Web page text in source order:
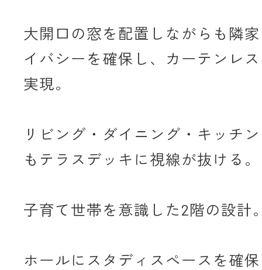
大開口の窓を配置しながらも隣
イバシーを確保し、カーテンレ
実現。
リビング・ダイニング・キッチ
もテラスデッキに視線が抜ける。
子育て世帯を意識した2階の設計
ホールにスタディスペースを確